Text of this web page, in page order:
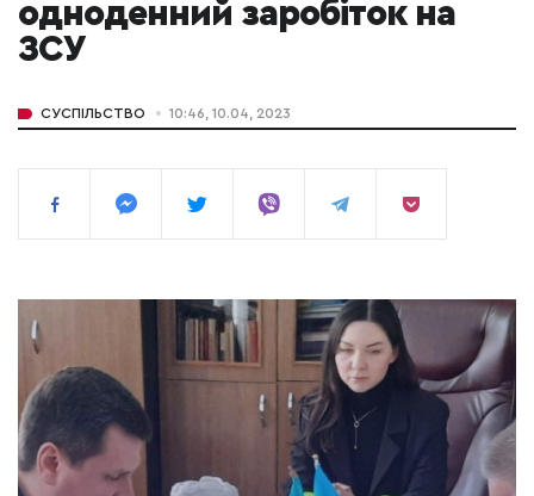
одноденний заробіток на
ЗСУ
СУСПІЛЬСТВО 10:46, 10.04, 2023